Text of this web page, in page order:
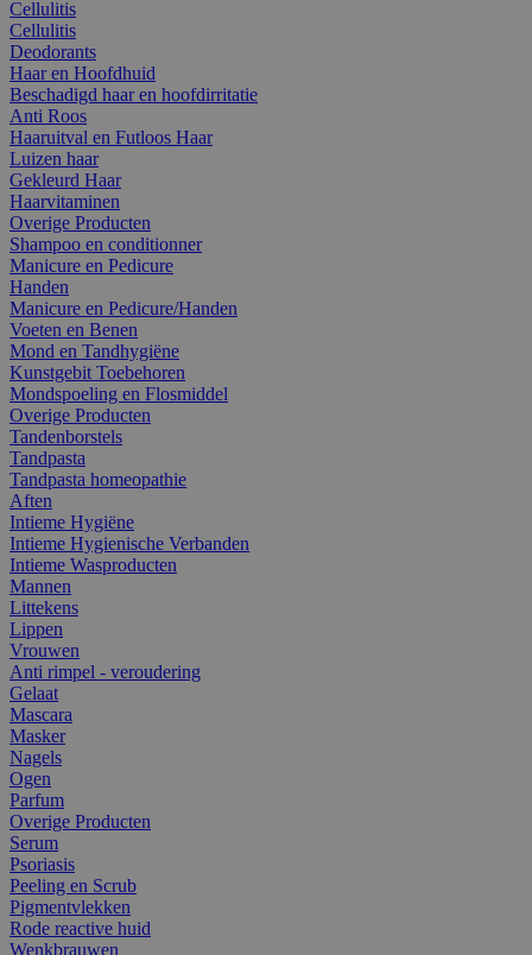
Cellulitis
Cellulitis
Deodorants
Haar en Hoofdhuid
Beschadigd haar en hoofdirritatie
Anti Roos
Haaruitval en Futloos Haar
Luizen haar
Gekleurd Haar
Haarvitaminen
Overige Producten
Shampoo en conditionner
Manicure en Pedicure
Handen
Manicure en Pedicure/Handen
Voeten en Benen
Mond en Tandhygiëne
Kunstgebit Toebehoren
Mondspoeling en Flosmiddel
Overige Producten
Tandenborstels
Tandpasta
Tandpasta homeopathie
Aften
Intieme Hygiëne
Intieme Hygienische Verbanden
Intieme Wasproducten
Mannen
Littekens
Lippen
Vrouwen
Anti rimpel - veroudering
Gelaat
Mascara
Masker
Nagels
Ogen
Parfum
Overige Producten
Serum
Psoriasis
Peeling en Scrub
Pigmentvlekken
Rode reactive huid
Wenkbrauwen